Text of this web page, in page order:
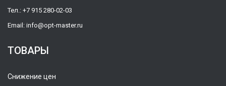
Тел.: +7 915 280-02-03
Email: info@opt-master.ru
ТОВАРЫ
Снижение цен